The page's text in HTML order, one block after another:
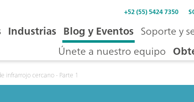
+52 (55) 5424 7350
Industrias Blog y Eventos Soporte y
Únete a nuestro equipo
infrarrojo cercano - Parte 1